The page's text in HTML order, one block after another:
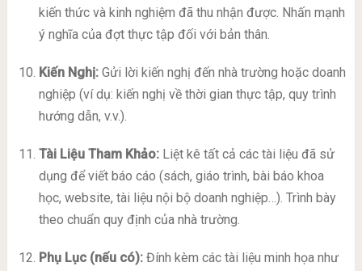
kiến thức và kinh nghiệm đã thu nhận được. Nhấn mạnh
ý nghĩa của đợt thực tập đối với bản thân.
Kiến Nghị:Gửi lời kiến nghị đến nhà trường hoặc doanh
nghiệp (ví dụ: kiến nghị về thời gian thực tập, quy trình
hướng dẫn, v.v.).
Tài Liệu Tham Khảo:Liệt kê tất cả các tài liệu đã sử
dụng để viết báo cáo (sách, giáo trình, bài báo khoa
học, website, tài liệu nội bộ doanh nghiệp…). Trình bày
theo chuẩn quy định của nhà trường.
Phụ Lục (nếu có):Đính kèm các tài liệu minh họa như